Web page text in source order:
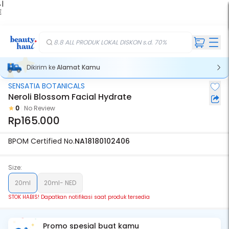
|
8.8 ALL PRODUK LOKAL DISKON s.d. 70%
Dikirim keAlamat Kamu
Stok Habis
SENSATIA BOTANICALS
Neroli Blossom Facial Hydrate
0 No Review
Rp165.000
BPOM Certified No.NA18180102406
Size:
20ml
20ml- NED
STOK HABIS! Dapatkan notifikasi saat produk tersedia
Promo spesial buat kamu